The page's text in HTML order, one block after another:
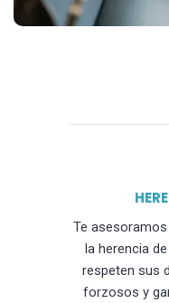
Te
la herencia
respeten sus
forzosos y